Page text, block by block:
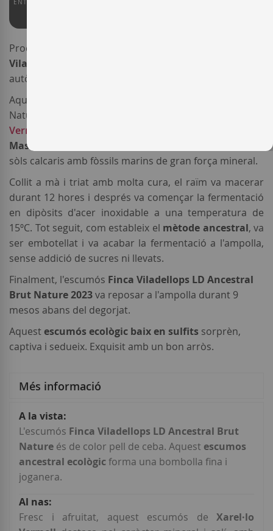
ENTERWINE
Produït per
Viladellops LD Ancestral Brut Nature
autòcton i sofisticat.
Aquest vi
Naturel", en francès), és un monovarietal de
Vermell
Massís del Garraf
sòls calcaris amb fòssils marins de gran força mineral.
Collit a mà i triat amb molta cura, el raïm va macerar
durant 12 hores i després va començar la fermentació
en dipòsits d'acer inoxidable a una temperatura de
15ºC. Tot seguit, com estableix el mètode ancestral, va
ser embotellat i va acabar la fermentació a l'ampolla,
sense addició de sucres ni llevats.
Finalment, l'escumós Finca Viladellops LD Ancestral
Brut Nature 2023va reposar a l'ampolla durant 9
mesos abans del degorjat.
Aquestescumós ecològic baix en sulfits sorprèn,
captiva i sedueix. Exquisit amb un bon arròs.
Més informació
Més
informació
L'escumós Finca Viladellops LD Ancestral Brut
Nature és de color pell de ceba. Aquest escumos
ancestral ecològicforma una bombolla fina i
joganera.
Fresc i afruitat, aquest escumós de Xarel·lo